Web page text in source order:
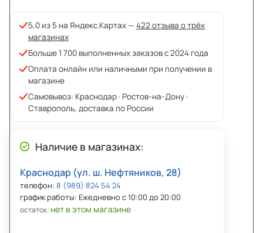
5,0 из 5 на Яндекс.Картах — 422 отзыва о трёх
магазинах
Больше 1 700 выполненных заказов с 2024 года
Оплата онлайн или наличными при получении в
магазине
Самовывоз: Краснодар · Ростов-на-Дону ·
Ставрополь, доставка по России
Наличие в магазинах:
Краснодар (ул. ш. Нефтяников, 28)
телефон: 8 (989) 824 54 24
график работы: Ежедневно с 10:00 до 20:00
остаток: нет в этом магазине